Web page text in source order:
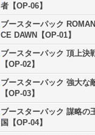
者【OP-06】
ブースターパック ROMAN
CE DAWN【OP-01】
ブースターパック 頂上決
【OP-02】
ブースターパック 強大な
【OP-03】
ブースターパック 謀略の
国【OP-04】